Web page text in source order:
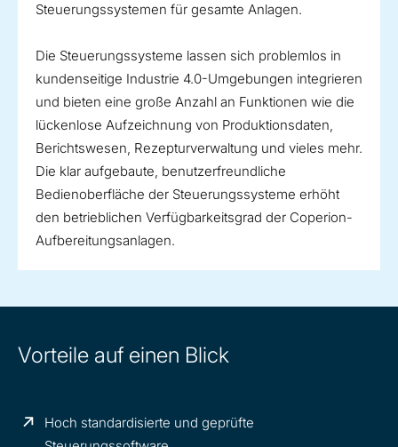
Steuerungssystemen für gesamte Anlagen.
Die Steuerungssysteme lassen sich problemlos in
kundenseitige Industrie 4.0-Umgebungen integrieren
und bieten eine große Anzahl an Funktionen wie die
lückenlose Aufzeichnung von Produktionsdaten,
Berichtswesen, Rezepturverwaltung und vieles mehr.
Die klar aufgebaute, benutzerfreundliche
Bedienoberfläche der Steuerungssysteme erhöht
den betrieblichen Verfügbarkeitsgrad der Coperion-
Aufbereitungsanlagen.
Vorteile auf einen Blick
Hoch standardisierte und geprüfte